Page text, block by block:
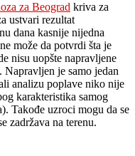
za Beograd kriva za
ustvari rezultat
dana kasnije nijedna
može da potvrdi šta je
nisu uopšte napravljene
Napravljen je samo jedan
analizu poplave niko nije
karakteristika samog
Takođe uzroci mogu da se
zadržava na terenu.